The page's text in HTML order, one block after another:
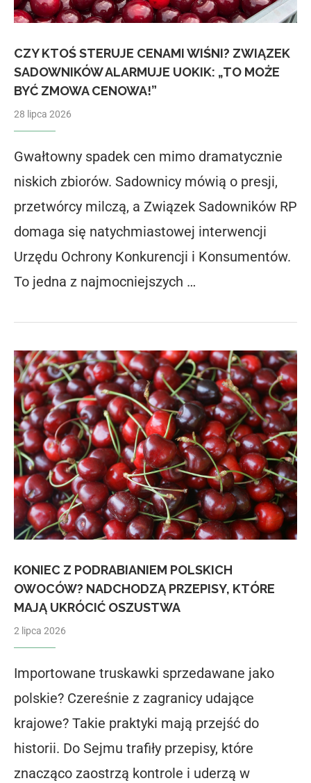
CZY KTOŚ STERUJE CENAMI WIŚNI? ZWIĄZEK
SADOWNIKÓW ALARMUJE UOKIK: „TO MOŻE
BYĆ ZMOWA CENOWA!”
28 lipca 2026
Gwałtowny spadek cen mimo dramatycznie
niskich zbiorów. Sadownicy mówią o presji,
przetwórcy milczą, a Związek Sadowników RP
domaga się natychmiastowej interwencji
Urzędu Ochrony Konkurencji i Konsumentów.
To jedna z najmocniejszych …
KONIEC Z PODRABIANIEM POLSKICH
OWOCÓW? NADCHODZĄ PRZEPISY, KTÓRE
MAJĄ UKRÓCIĆ OSZUSTWA
2 lipca 2026
Importowane truskawki sprzedawane jako
polskie? Czereśnie z zagranicy udające
krajowe? Takie praktyki mają przejść do
historii. Do Sejmu trafiły przepisy, które
znacząco zaostrzą kontrole i uderzą w